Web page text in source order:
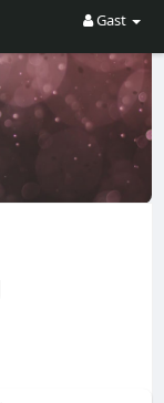
Gast